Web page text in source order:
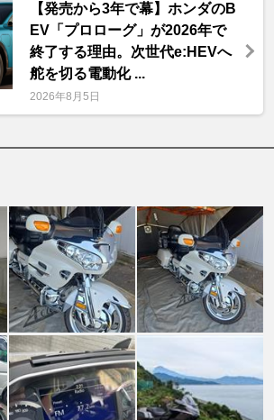
【発売から3年で幕】ホンダのB
EV「プロローグ」が2026年で
終了する理由。次世代e:HEVへ
舵を切る電動化 ...
2026年8月5日